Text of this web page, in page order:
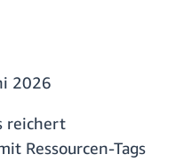
2026
reichert
Ressourcen-Tags